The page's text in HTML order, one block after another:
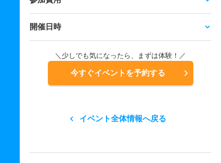
開催日時
＼少しでも気になったら、まずは体験！／
今すぐイベントを予約する
イベント全体情報へ戻る